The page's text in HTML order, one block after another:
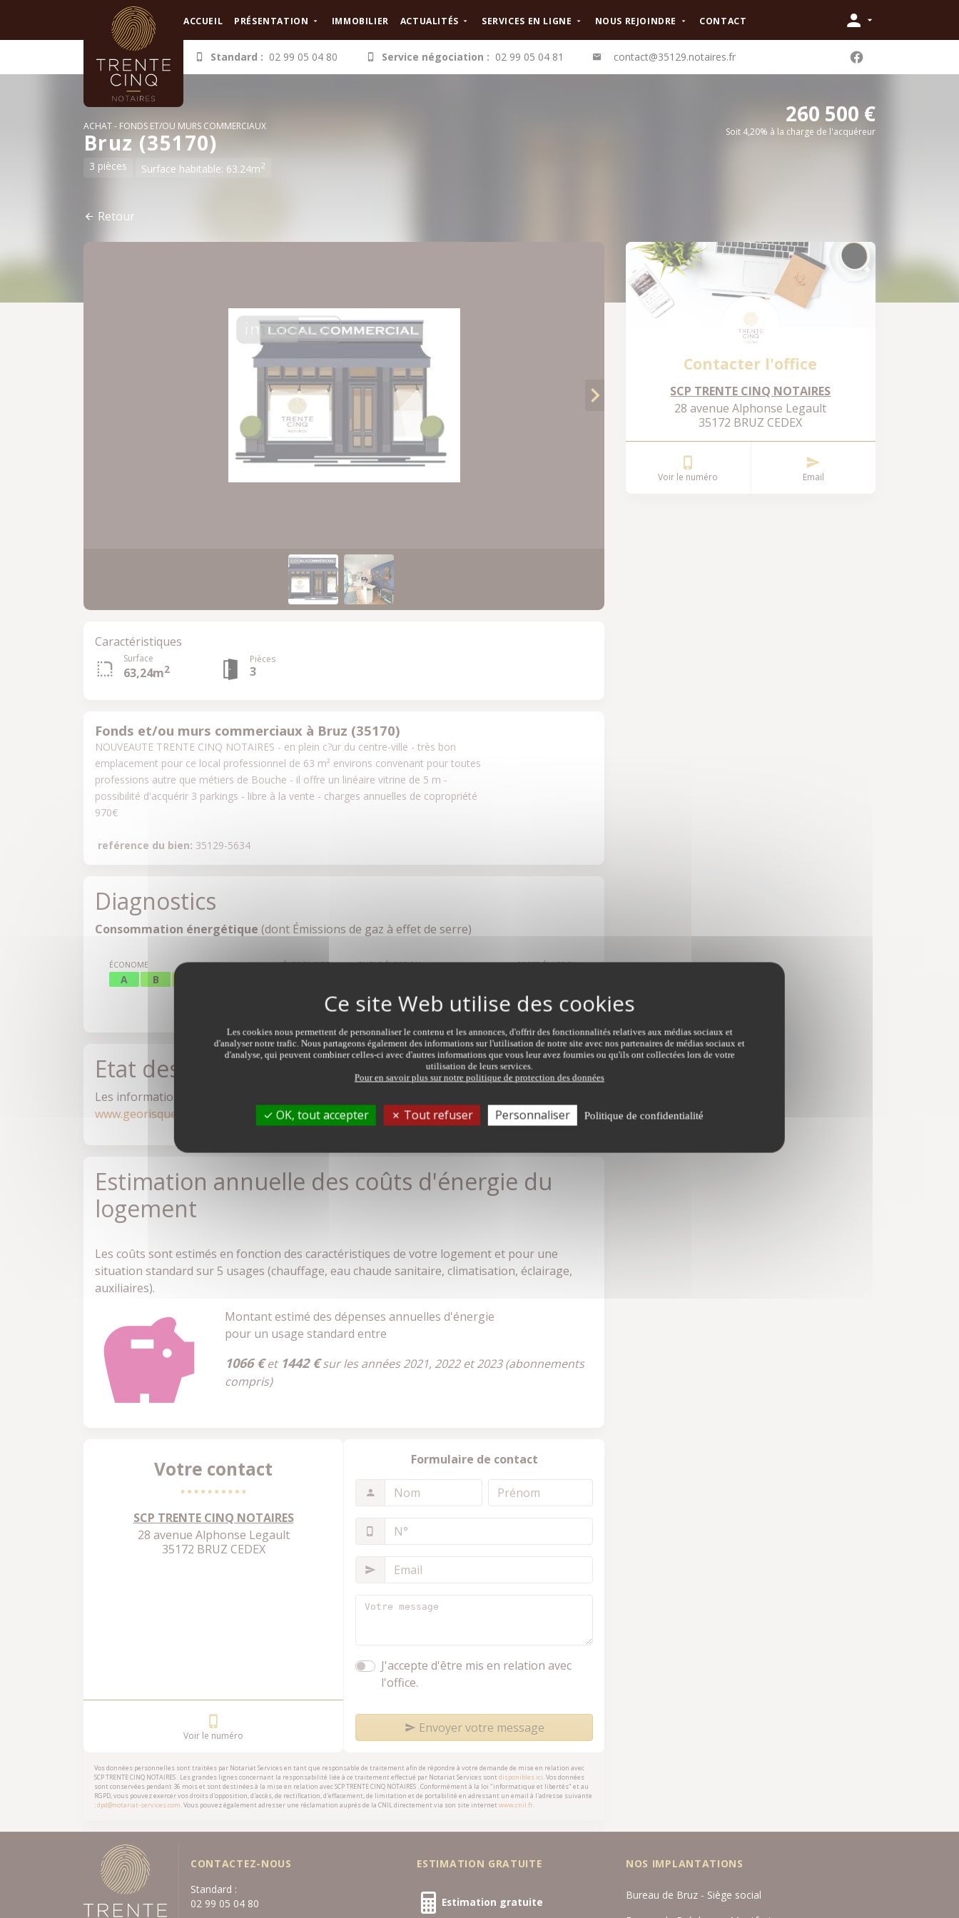
ACCUEIL PRÉSENTATION IMMOBILIER ACTUALITÉS SERVICES EN LIGNE NOUS REJOINDRE CONTACT
Standard : 02 99 05 04 80 Service négociation : 02 99 05 04 81 contact@35129.notaires.fr
ACHAT FONDS ET/OU MURS COMMERCIAUX
Bruz (35170)
3 pièces Surface habitable: 63.24m2
Retour
260 500 €
Soit 4,20% à la charge de l'acquéreur
Caractéristiques
Surface
63,24m2
Pièces
3
Fonds et/ou murs commerciaux à Bruz (35170)
NOUVEAUTE TRENTE CINQ NOTAIRES - en plein c?ur du centre-ville - très bon
emplacement pour ce local professionnel de 63 m² environs convenant pour toutes
professions autre que métiers de Bouche - il offre un linéaire vitrine de 5 m -
possibilité d'acquérir 3 parkings - libre à la vente - charges annuelles de copropriété
970€
reférence du bien: 35129-5634
Diagnostics
Consommation énergétique (dont Émissions de gaz à effet de serre)
A B
ÉCONOME ÉNERGIVORE
9.0
FAIBLE ÉMISSION FORTE ÉMISSION
Etat des risques
Les informations sur les risques auxquels ce bien est exposé sont disponibles sur le site :
www.georisques.gouv.fr
Estimation annuelle des coûts d'énergie du
logement
Les coûts sont estimés en fonction des caractéristiques de votre logement et pour une
situation standard sur 5 usages (chauffage, eau chaude sanitaire, climatisation, éclairage,
auxiliaires).
Montant estimé des dépenses annuelles d'énergie
pour un usage standard entre
1066 €et 1442 €sur les années 2021, 2022 et 2023 (abonnements
compris)
Votre contact
SCP TRENTE CINQ NOTAIRES
28 avenue Alphonse Legault
35172 BRUZ CEDEX
Voir le numéro
Formulaire de contact
J'accepte d'être mis en relation avec
l'office.
Envoyer votre message
Vos données personnelles sont traitées par Notariat Services en tant que responsable de traitement afin de répondre à votre demande de mise en relation avec
SCP TRENTE CINQ NOTAIRES . Les grandes lignes concernant la responsabilité liée à ce traitement effectué par Notariat Services sont disponibles ici. Vos données
sont conservées pendant 36 mois et sont destinées à la mise en relation avecSCP TRENTE CINQ NOTAIRES . Conformément à la loi "informatique et libertés" et au
RGPD, vous pouvez exercer vos droits d'opposition, d'accès, de rectification, d'effacement, de limitation et de portabilité en adressant un email à l'adresse suivante
:dpd@notariat-services.com. Vous pouvez également adresser une réclamation auprés de la CNIL directement via son site internet www.cnil.fr.
Contacter l'office
SCP TRENTE CINQ NOTAIRES
28 avenue Alphonse Legault
35172 BRUZ CEDEX
Voir le numéro Email
CONTACTEZ-NOUS
Standard :
02 99 05 04 80
ESTIMATION GRATUITE
Estimation gratuite
NOS IMPLANTATIONS
Bureau de Bruz - Siège social
Panneau de gestion des cookies
Les cookies nous permettent de personnaliser le contenu et les annonces, d'offrir des fonctionnalités relatives aux médias sociaux et
d'analyser notre trafic. Nous partageons également des informations sur l'utilisation de notre site avec nos partenaires de médias sociaux et
d'analyse, qui peuvent combiner celles-ci avec d'autres informations que vous leur avez fournies ou qu'ils ont collectées lors de votre
utilisation de leurs services.
Pour en savoir plus sur notre politique de protection des données
OK, tout accepter Tout refuser Personnaliser Politique de confidentialité